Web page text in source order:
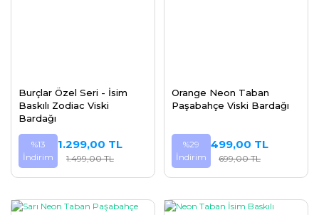
Burçlar Özel Seri - İsim
Baskılı Zodiac Viski
Bardağı
%13
İndirim
1.299,00 TL
1.499,00 TL
Orange Neon Taban
Paşabahçe Viski Bardağı
%29
İndirim
499,00 TL
699,00 TL